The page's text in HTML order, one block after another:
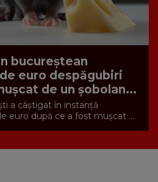
bucureștean
euro despăgubiri
de un șobolan...
a câștigat în instanță
euro după ce a fost mușcat ...